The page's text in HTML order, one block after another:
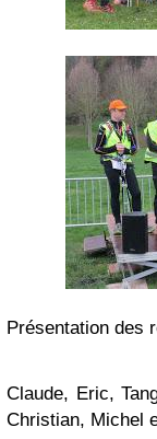
Présentation des
Claude, Eric,
Christian, Michel